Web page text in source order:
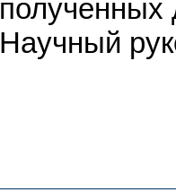
полученных
Научный